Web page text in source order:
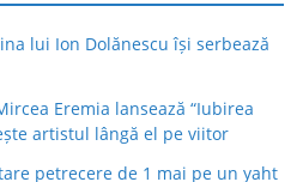
lui Ion Dolănescu își serbează
Eremia lansează “Iubirea
artistul lângă el pe viitor
petrecere de 1 mai pe un yaht